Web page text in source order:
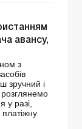
авансу,
з
зручний і
розглянемо
у разі,